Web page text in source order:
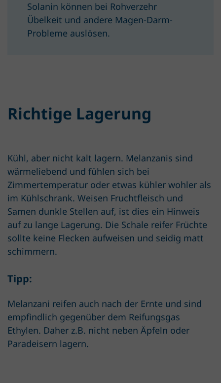
Solanin können bei Rohverzehr
Übelkeit und andere Magen-Darm-
Probleme auslösen.
Richtige Lagerung
Kühl, aber nicht kalt lagern. Melanzanis sind
wärmeliebend und fühlen sich bei
Zimmertemperatur oder etwas kühler wohler als
im Kühlschrank. Weisen Fruchtfleisch und
Samen dunkle Stellen auf, ist dies ein Hinweis
auf zu lange Lagerung. Die Schale reifer Früchte
sollte keine Flecken aufweisen und seidig matt
schimmern.
Tipp:
Melanzani reifen auch nach der Ernte und sind
empfindlich gegenüber dem Reifungsgas
Ethylen. Daher z.B. nicht neben Äpfeln oder
Paradeisern lagern.